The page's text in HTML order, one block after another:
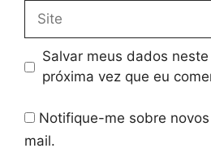
Site
Salvar meus dados
próxima vez que eu
Notifique-me sobre
mail.